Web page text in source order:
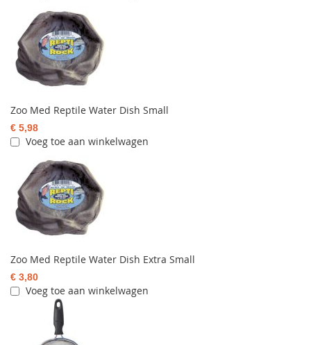
Zoo Med Reptile Water Dish Small
€ 5,98
Voeg toe aan winkelwagen
Zoo Med Reptile Water Dish Extra Small
€ 3,80
Voeg toe aan winkelwagen